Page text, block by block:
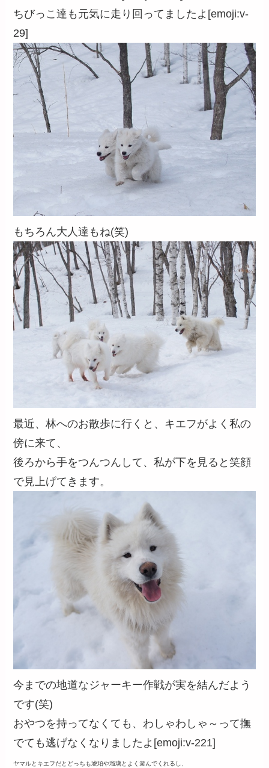
ちびっこ達も元気に走り回ってましたよ[emoji:v-
29]
もちろん大人達もね(笑)
最近、林へのお散歩に行くと、キエフがよく私の
傍に来て、
後ろから手をつんつんして、私が下を見ると笑顔
で見上げてきます。
今までの地道なジャーキー作戦が実を結んだよう
です(笑)
おやつを持ってなくても、わしゃわしゃ～って撫
でても逃げなくなりましたよ[emoji:v-221]
ヤマルとキエフだとどっちも琥珀や瑠璃とよく遊んでくれるし、